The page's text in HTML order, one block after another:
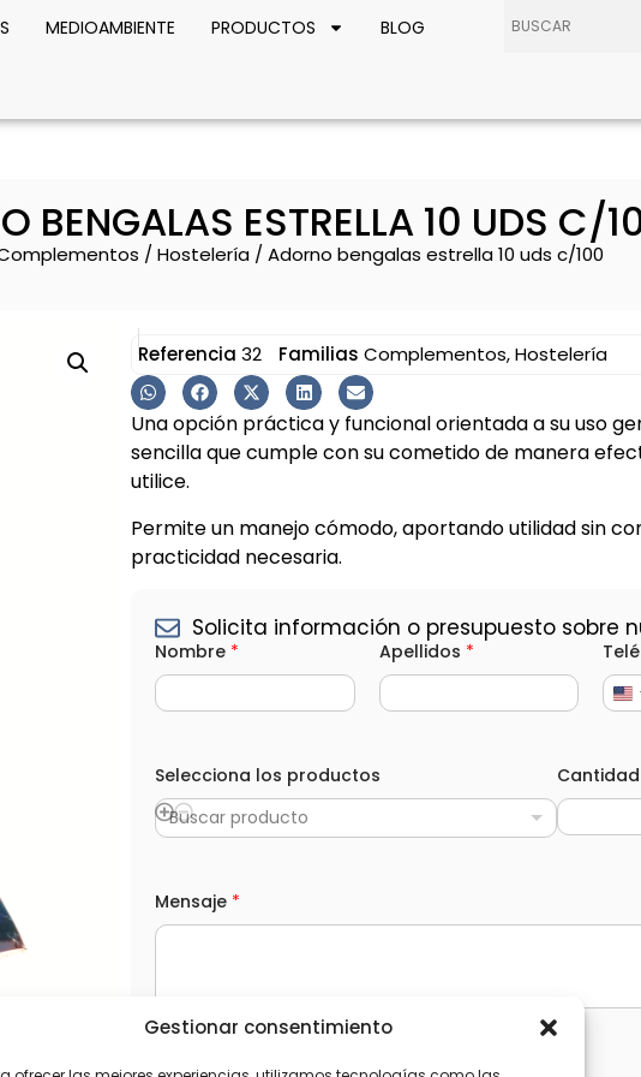
Gestionar consentimiento
MEDIOAMBIENTE PRODUCTOS BLOG
BENGALAS ESTRELLA 10 UDS C/
/ Hostelería / Adorno bengalas estrella 10 uds c/100
Referencia 32 Familias Complementos,Hostelería
Una opción práctica y funcional orientada a su uso
sencilla que cumple con su cometido de manera
utilice.
Permite un manejo cómodo, aportando utilidad sin
practicidad necesaria.
Solicita información o presupuesto sobre
Nombre * Apellidos *
Selecciona los productos
Buscar producto
T
e
n
C
Mensaje *